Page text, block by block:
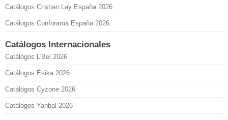
Catálogos Cristian Lay España 2026
Catálogos Conforama España 2026
Catálogos Internacionales
Catálogos L'Bel 2026
Catálogos Ésika 2026
Catálogos Cyzone 2026
Catálogos Yanbal 2026